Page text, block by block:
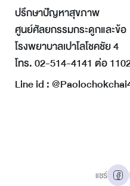
ปรึกษาปัญหาสุขภาพ
ศูนย์ศัลยกรรมกระดูกและข้อ
โรงพยาบาลเปาโลโชคชัย 4
โทร. 02-514-4141 ต่อ
Line id :
แชร์